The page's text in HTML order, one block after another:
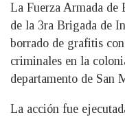
La Fuerza Armada de
de la 3ra Brigada de
borrado de grafitis
criminales en la
departamento de San
La acción fue